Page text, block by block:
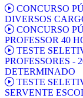
CONCURSO
DIVERSOS
CONCURSO
PROFESSOR 40
TESTE
PROFESSORES -
DETERMINADO
TESTE
SERVENTE